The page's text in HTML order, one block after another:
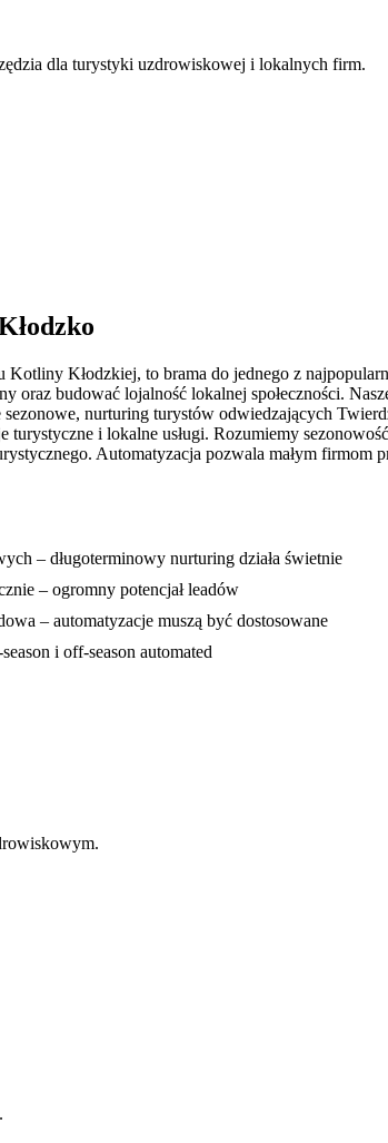
dla turystyki uzdrowiskowej i lokalnych firm.
Kotliny Kłodzkiej, to brama do jednego z
oraz budować lojalność lokalnej społeczności.
nurturing turystów odwiedzających
turystyczne i lokalne usługi. Rozumiemy
Automatyzacja pozwala małym
– długoterminowy nurturing działa świetnie
– ogromny potencjał leadów
– automatyzacje muszą być dostosowane
i off-season automated